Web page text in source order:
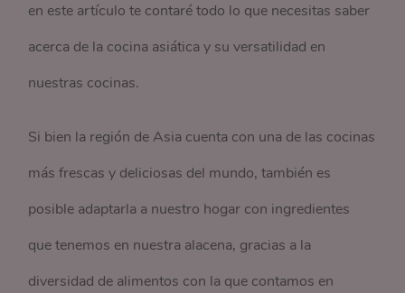
en este artículo te contaré todo lo que necesitas saber
acerca de la cocina asiática y su versatilidad en
nuestras cocinas.
Si bien la región de Asia cuenta con una de las cocinas
más frescas y deliciosas del mundo, también es
posible adaptarla a nuestro hogar con ingredientes
que tenemos en nuestra alacena, gracias a la
diversidad de alimentos con la que contamos en